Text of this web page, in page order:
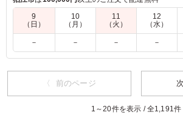
ぜひご賞味ください。
甘辛いタレが絡んだ牛焼肉は、噛むたび
が絶妙なアクセントとなり、ボリューム
も一つひとつ質が高く、メインからサイ
9
（日）
10
（月）
11
（火）
12
（水）
－ － － －
〈 前のページ
1～20件を表示 / 全1,191件